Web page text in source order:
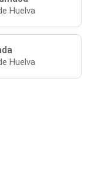
Huelva
Huelva